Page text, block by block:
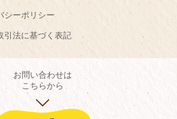
シーポリシー
引法に基づく表記
お問い合わせは
こちらから